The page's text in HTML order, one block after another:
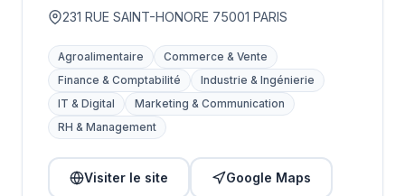
231 RUE SAINT-HONORE 75001 PARIS
Agroalimentaire
Commerce & Vente
Finance & Comptabilité
Industrie & Ingénierie
IT & Digital
Marketing & Communication
RH & Management
Visiter le site Google Maps